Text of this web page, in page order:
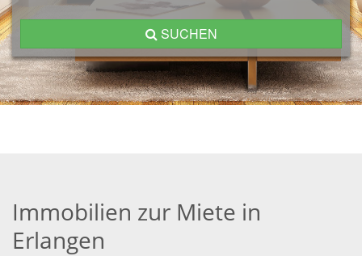
SUCHEN
Immobilien zur Miete in
Erlangen